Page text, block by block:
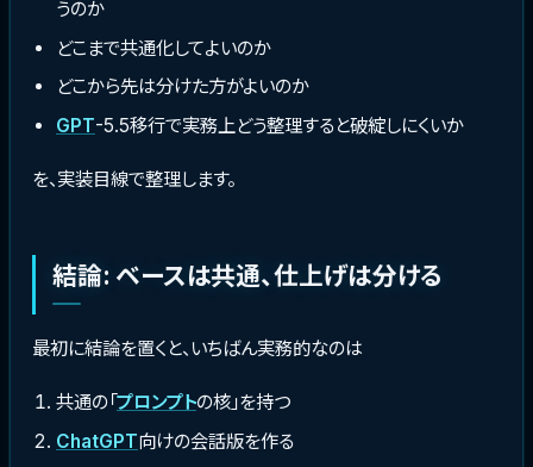
うのか
どこまで共通化してよいのか
どこから先は分けた方がよいのか
GPT-5.5移行で実務上どう整理すると破綻しにくいか
を、実装目線で整理します。
結論: ベースは共通、仕上げは分ける
最初に結論を置くと、いちばん実務的なのは
共通の「プロンプトの核」を持つ
ChatGPT向けの会話版を作る